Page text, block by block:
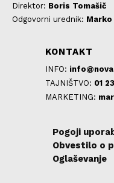
Direktor: Boris Tomašič
Odgovorni urednik: Marko
KONTAKT
INFO:
TAJNIŠTVO: 01
MARKETING:
Pogoji
Obvestilo o
Oglaševanje